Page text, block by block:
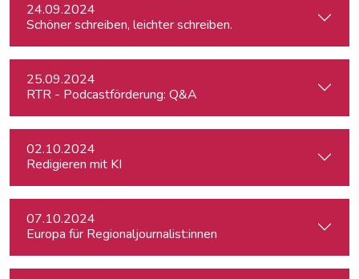
24.09.2024
Schöner schreiben, leichter schreiben.
25.09.2024
RTR - Podcastförderung: Q&A
02.10.2024
Redigieren mit KI
07.10.2024
Europa für Regionaljournalist:innen